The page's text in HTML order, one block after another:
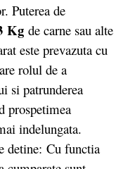
Puterea de
Kg de carne sau alte
este prevazuta cu
rolul de a
si patrunderea
prospetimea
indelungata.
Cu functia